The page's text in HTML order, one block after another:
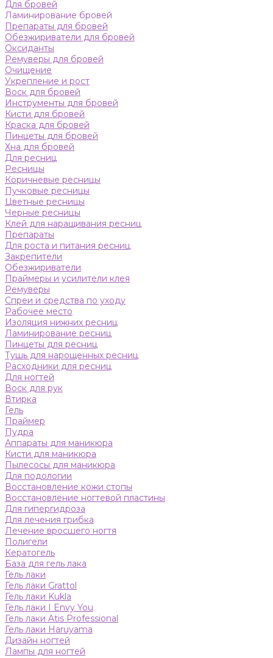
Для бровей
Ламинирование бровей
Препараты для бровей
Обезжириватели для бровей
Оксиданты
Ремуверы для бровей
Очищение
Укрепление и рост
Воск для бровей
Инструменты для бровей
Кисти для бровей
Краска для бровей
Пинцеты для бровей
Хна для бровей
Для ресниц
Ресницы
Коричневые ресницы
Пучковые ресницы
Цветные ресницы
Черные ресницы
Клей для наращивания ресниц
Препараты
Для роста и питания ресниц
Закрепители
Обезжириватели
Праймеры и усилители клея
Ремуверы
Спреи и средства по уходу
Рабочее место
Изоляция нижних ресниц
Ламинирование ресниц
Пинцеты для ресниц
Тушь для нарощенных ресниц
Расходники для ресниц
Для ногтей
Воск для рук
Втирка
Гель
Праймер
Пудра
Аппараты для маникюра
Кисти для маникюра
Пылесосы для маникюра
Для подологии
Восстановление кожи стопы
Восстановление ногтевой пластины
Для гипергидроза
Для лечения грибка
Лечение вросшего ногтя
Полигели
Кератогель
База для гель лака
Гель лаки
Гель лаки Grattol
Гель лаки Kukla
Гель лаки I Envy You
Гель лаки Atis Professional
Гель лаки Haruyama
Дизайн ногтей
Лампы для ногтей